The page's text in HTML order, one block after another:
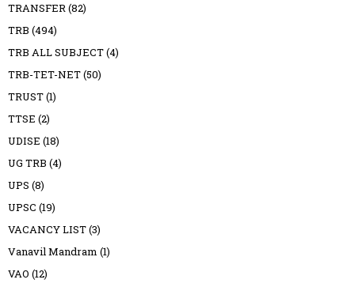
TRANSFER(82)
TRB (494)
TRB ALL SUBJECT(4)
TRB-TET-NET(50)
TRUST(1)
TTSE (2)
UDISE (18)
UG TRB (4)
UPS (8)
UPSC (19)
VACANCY LIST(3)
Vanavil Mandram (1)
VAO (12)